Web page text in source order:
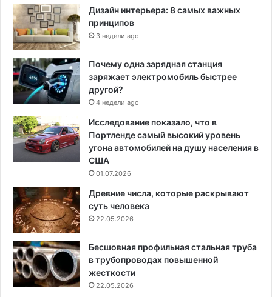
Дизайн интерьера: 8 самых важных
принципов
3 недели ago
Почему одна зарядная станция
заряжает электромобиль быстрее
другой?
4 недели ago
Исследование показало, что в
Портленде самый высокий уровень
угона автомобилей на душу населения в
США
01.07.2026
Древние числа, которые раскрывают
суть человека
22.05.2026
Бесшовная профильная стальная труба
в трубопроводах повышенной
жесткости
22.05.2026